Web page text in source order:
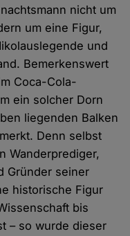
nicht um
um eine Figur,
und
Bemerkenswert
Coca-Cola-
ein solcher Dorn
liegenden Balken
Denn selbst
Wanderprediger,
Gründer seiner
historische Figur
bis
– so wurde dieser